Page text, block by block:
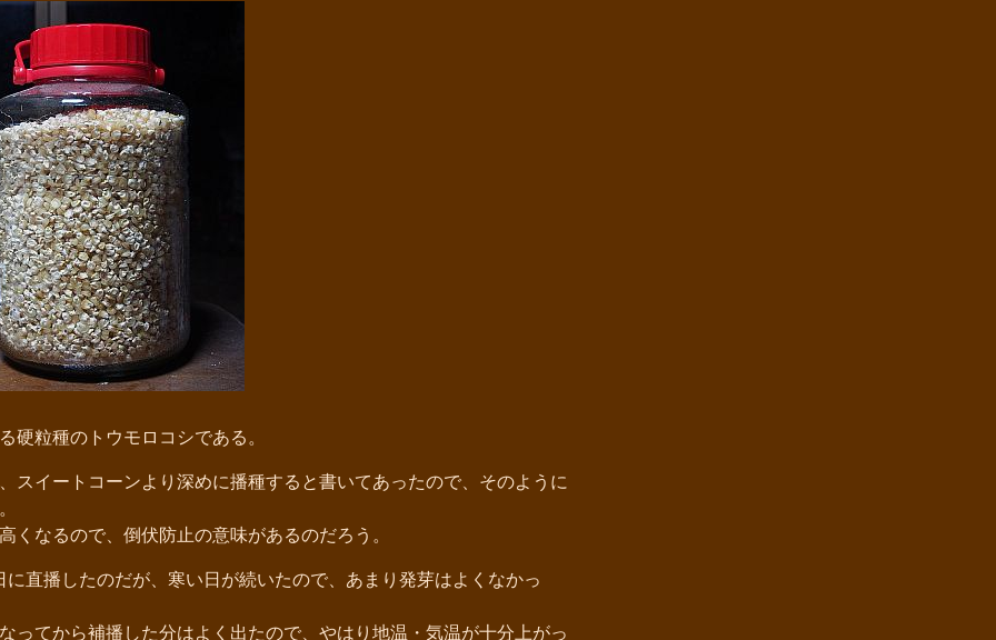
粒種のトウモロコシである。
イートコーンより深めに播種すると書いてあったので、そのように
なるので、倒伏防止の意味があるのだろう。
直播したのだが、寒い日が続いたので、あまり発芽はよくなかっ
てから補播した分はよく出たので、やはり地温・気温が十分上がっ